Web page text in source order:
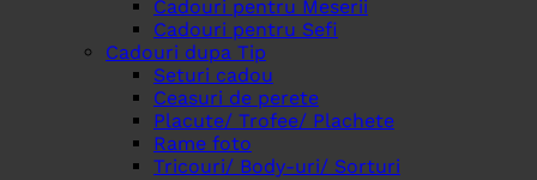
Cadouri pentru Meserii
Cadouri pentru Sefi
Cadouri dupa Tip
Seturi cadou
Ceasuri de perete
Placute/ Trofee/ Plachete
Rame foto
Tricouri/ Body-uri/ Sorturi